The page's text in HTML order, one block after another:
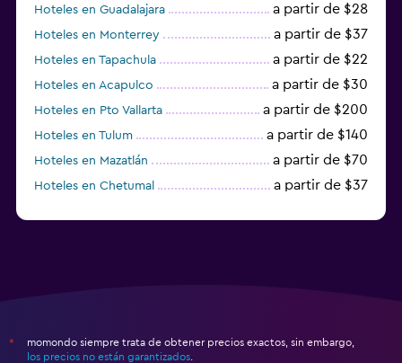
Hoteles en Guadalajara a partir de $28
Hoteles en Monterrey a partir de $37
Hoteles en Tapachula a partir de $22
Hoteles en Acapulco a partir de $30
Hoteles en Pto Vallarta a partir de $200
Hoteles en Tulum a partir de $140
Hoteles en Mazatlán a partir de $70
Hoteles en Chetumal a partir de $37
*
momondo siempre trata de obtener precios exactos, sin embargo,
los precios no están garantizados